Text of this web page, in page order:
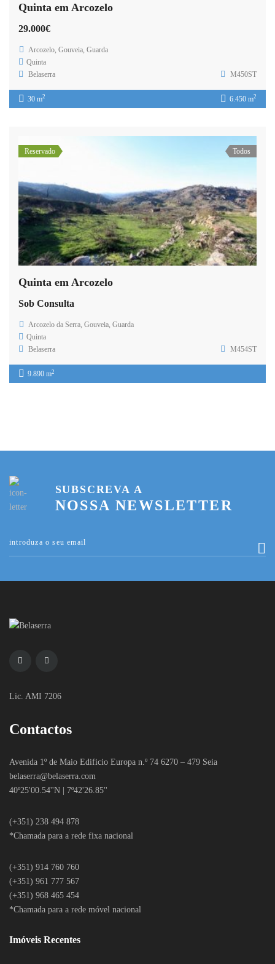
Quinta em Arcozelo
29.000€
Arcozelo, Gouveia, Guarda
Quinta
Belaserra
M450ST
30 m2 6.450 m2
Reservado Todos
Quinta em Arcozelo
Sob Consulta
Arcozelo da Serra, Gouveia, Guarda
Quinta
Belaserra
M454ST
9.890 m2
SUBSCREVA A
NOSSA NEWSLETTER
Lic. AMI 7206
Contactos
Avenida 1º de Maio Edificio Europa n.º 74 6270 – 479 Seia
belaserra@belaserra.com
40º25'00.54''N | 7º42'26.85''
(+351) 238 494 878
*Chamada para a rede fixa nacional
(+351) 914 760 760
(+351) 961 777 567
(+351) 968 465 454
*Chamada para a rede móvel nacional
Imóveis Recentes